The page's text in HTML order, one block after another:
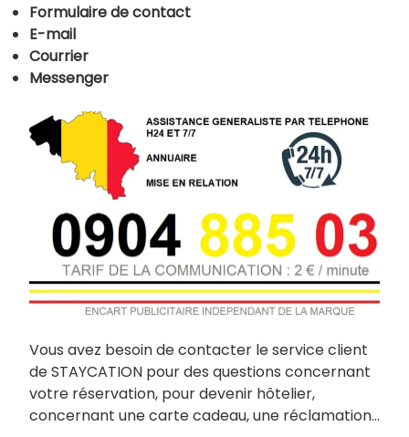
Formulaire de contact
E-mail
Courrier
Messenger
Vous avez besoin de contacter le service client
de STAYCATION pour des questions concernant
votre réservation, pour devenir hôtelier,
concernant une carte cadeau, une réclamation…